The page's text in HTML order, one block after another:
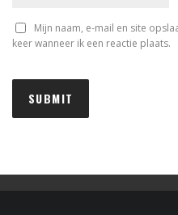
Mijn naam, e-mail en site
keer wanneer ik een reactie plaats.